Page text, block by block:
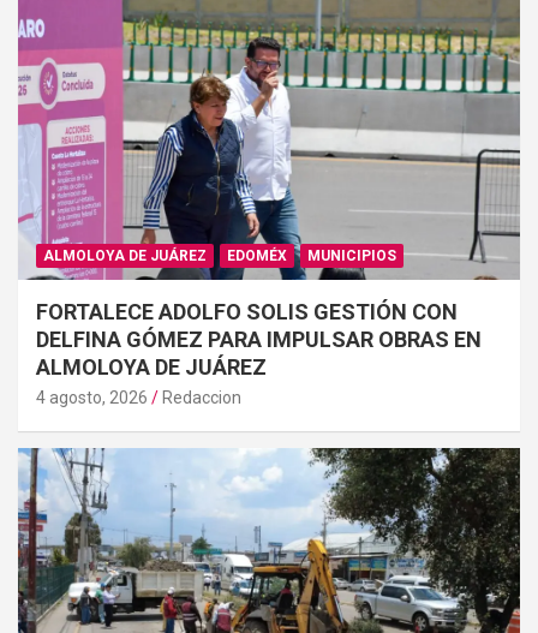
ALMOLOYA DE JUÁREZ EDOMÉX MUNICIPIOS
FORTALECE ADOLFO SOLIS GESTIÓN CON
DELFINA GÓMEZ PARA IMPULSAR OBRAS EN
ALMOLOYA DE JUÁREZ
4 agosto, 2026 Redaccion